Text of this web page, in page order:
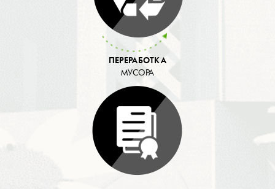
ПЕРЕРАБОТКА
МУСОРА